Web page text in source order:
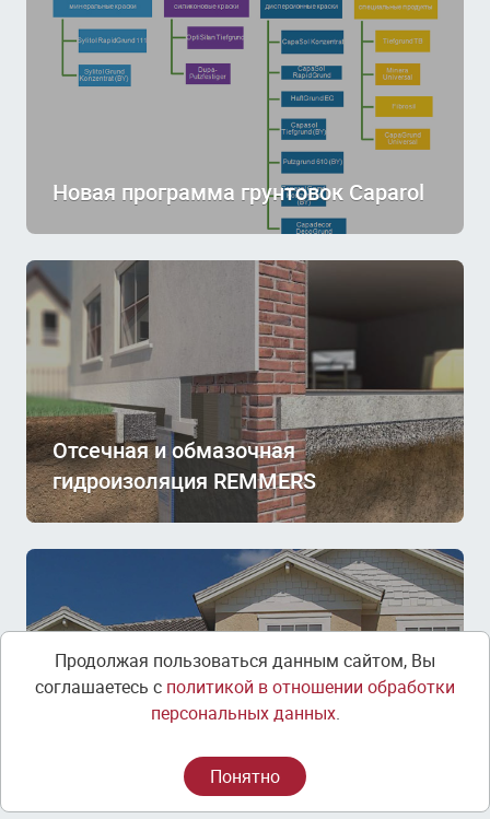
Новая программа грунтовок Caparol
Отсечная и обмазочная
гидроизоляция REMMERS
фасадная штукатурка Capatect
Продолжая пользоваться данным сайтом, Вы
соглашаетесь с политикой в отношении обработки
персональных данных.
Понятно